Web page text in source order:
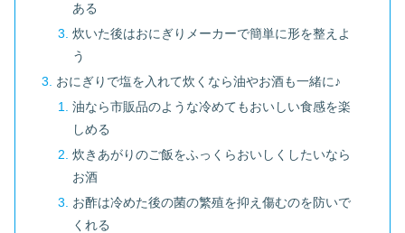
ある
炊いた後はおにぎりメーカーで簡単に形を整えよ
う
おにぎりで塩を入れて炊くなら油やお酒も一緒に♪
油なら市販品のような冷めてもおいしい食感を楽
しめる
炊きあがりのご飯をふっくらおいしくしたいなら
お酒
お酢は冷めた後の菌の繁殖を抑え傷むのを防いで
くれる